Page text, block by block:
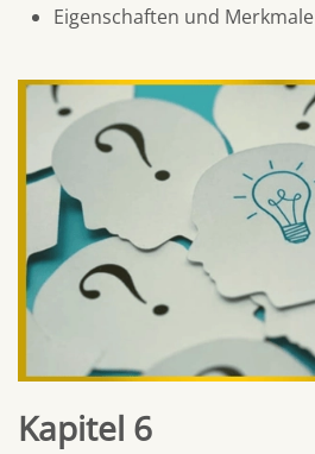
Eigenschaften und Merkmale
Kapitel 6